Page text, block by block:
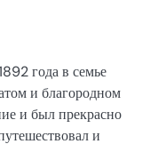
года в семье
и благородном
и был прекрасно
и